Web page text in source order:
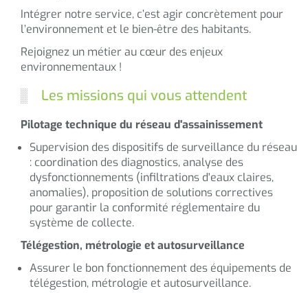
Intégrer notre service, c’est agir concrètement pour
l’environnement et le bien-être des habitants.
Rejoignez un métier au cœur des enjeux
environnementaux !
Les missions qui vous attendent
Pilotage technique du réseau d'assainissement
Supervision des dispositifs de surveillance du réseau
: coordination des diagnostics, analyse des
dysfonctionnements (infiltrations d'eaux claires,
anomalies), proposition de solutions correctives
pour garantir la conformité réglementaire du
système de collecte.
Télégestion, métrologie et autosurveillance
Assurer le bon fonctionnement des équipements de
télégestion, métrologie et autosurveillance.